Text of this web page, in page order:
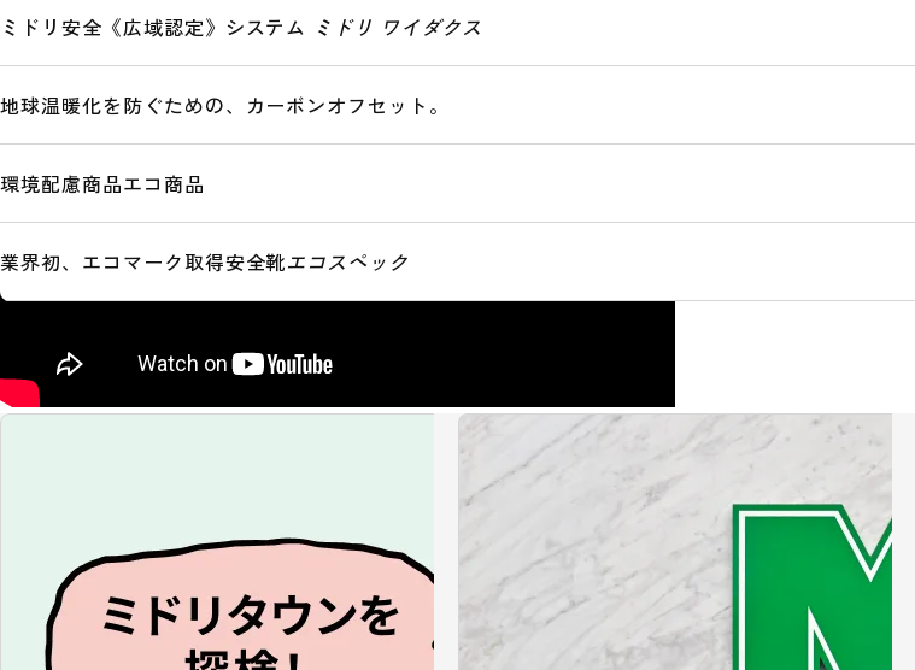
ミドリ安全《広域認定》システム ミドリ ワイダクス
地球温暖化を防ぐための、カーボンオフセット。
環境配慮商品エコ商品
業界初、エコマーク取得安全靴エコスペック